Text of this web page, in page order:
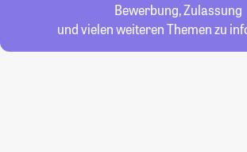
Bewerbung, Zulassung
und vielen weiteren Themen zu